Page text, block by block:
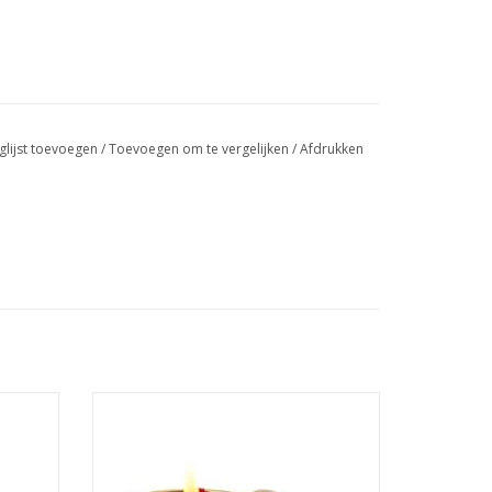
toevoeging aan je eigen interieur.
toevoegen /Toevoegen om te vergelijken /Afdrukken